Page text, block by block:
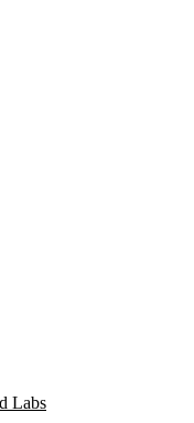
Labs